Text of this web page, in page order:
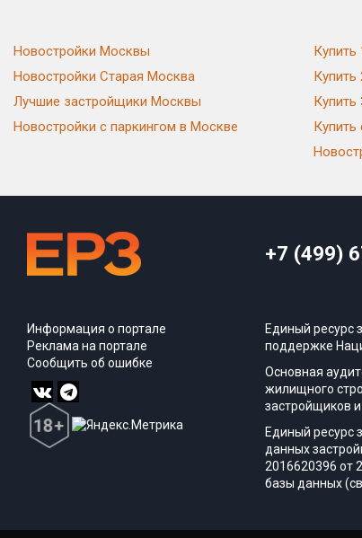
Новостройки Москвы
Новостройки Старая Москва
Лучшие застройщики Москвы
Новостройки с паркингом в Москве
Купить
Купить
Купить
+7 (499)
Информация о портале
Реклама на портале
Сообщить об ошибке
Единый ресурс
поддержке
Основная
жилищного
застройщиков
Единый ресурс
данных
2016620396 от
базы данных